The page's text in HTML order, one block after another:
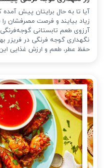
آیا تا به حال برایتان پیش
زیاد بیایند و فرصت مصرفشان
آرزوی طعم تابستانی
نگهداری گوجه فرنگی در فریزر
حفظ عطر، طعم و ارزش غذایی این